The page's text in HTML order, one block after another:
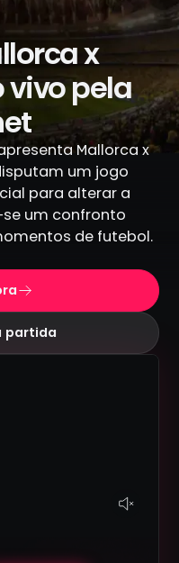
x
vivo pela
Mallorca x
um jogo
para alterar a
um confronto
de futebol.
partida